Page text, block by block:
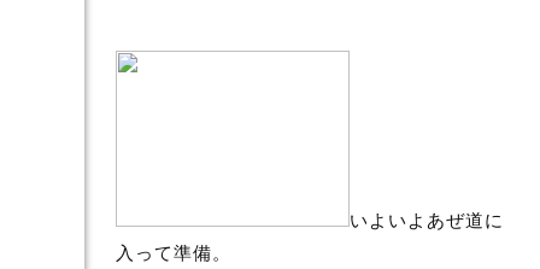
いよいよあぜ道に
入って準備。